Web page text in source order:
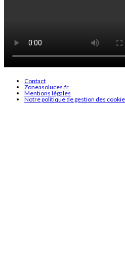
Contact
Zoneasoluces.fr
Mentions légales
Notre politique de gestion des